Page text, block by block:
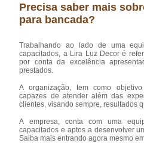
Precisa saber mais
para bancada?
Trabalhando ao lado de uma
capacitados, a Lira Luz Decor é
por conta da excelência
prestados.
A organização, tem como
capazes de atender além das
clientes, visando sempre, resultados
A empresa, conta com uma
capacitados e aptos a desenvolver
Saiba mais entrando agora mesmo